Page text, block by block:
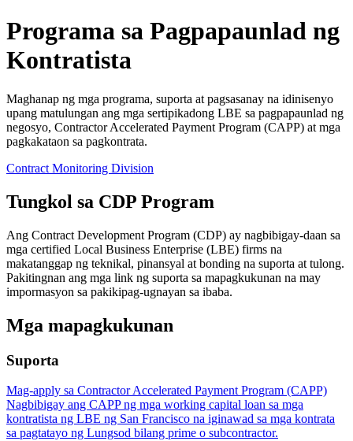
Programa sa Pagpapaunlad ng
Kontratista
Maghanap ng mga programa, suporta at pagsasanay na idinisenyo
upang matulungan ang mga sertipikadong LBE sa pagpapaunlad ng
negosyo, Contractor Accelerated Payment Program (CAPP) at mga
pagkakataon sa pagkontrata.
Contract Monitoring Division
Tungkol sa CDP Program
Ang Contract Development Program (CDP) ay nagbibigay-daan sa
mga certified Local Business Enterprise (LBE) firms na
makatanggap ng teknikal, pinansyal at bonding na suporta at tulong.
Pakitingnan ang mga link ng suporta sa mapagkukunan na may
impormasyon sa pakikipag-ugnayan sa ibaba.
Mga mapagkukunan
Suporta
Mag-apply sa Contractor Accelerated Payment Program (CAPP)
Nagbibigay ang CAPP ng mga working capital loan sa mga
kontratista ng LBE ng San Francisco na iginawad sa mga kontrata
sa pagtatayo ng Lungsod bilang prime o subcontractor.